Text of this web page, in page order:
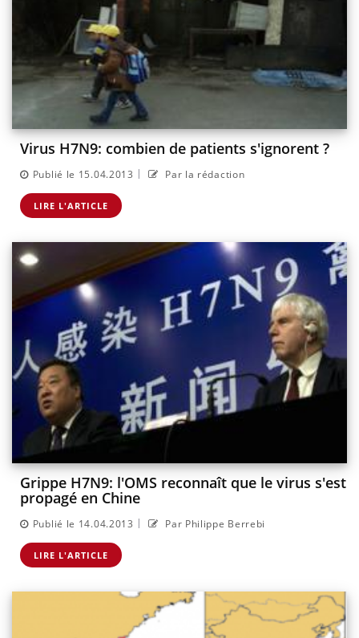
Virus H7N9: combien de patients s'ignorent ?
Publié le 15.04.2013 | Par la rédaction
LIRE L'ARTICLE
Grippe H7N9: l'OMS reconnaît que le virus s'est
propagé en Chine
Publié le 14.04.2013 | Par Philippe Berrebi
LIRE L'ARTICLE